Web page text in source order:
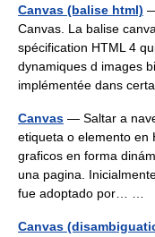
Canvas (balise html)
Canvas. La balise
spécification HTML 4
dynamiques d images
implémentée dans
Canvas — Saltar a
etiqueta o elemento en
graficos en forma
una pagina.
fue adoptado por… …
Canvas